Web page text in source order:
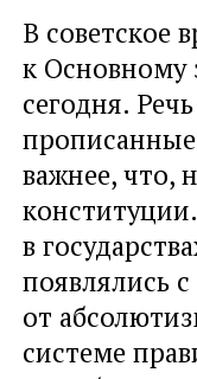
В советское
к Основному
сегодня.
важнее, что,
в
появлялись
от
системе